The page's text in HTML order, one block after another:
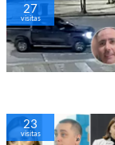
27
visitas
23
visitas